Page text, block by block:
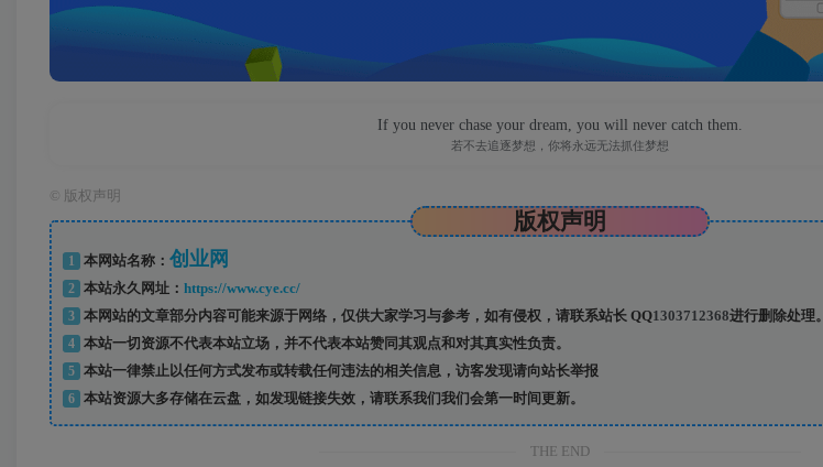
If you never chase your dream, you will never catch them.
若不去追逐梦想，你将永远无法抓住梦想
版权声明
版权声明
1 本网站名称： 创业网
2 本站永久网址： https://www.cye.cc/
3
本网站的文章部分内容可能来源于网络，仅供大家学习与参考，如有侵权，请联系站长 QQ1303712368进行删除处理。
4
本站一切资源不代表本站立场，并不代表本站赞同其观点和对其真实性负责。
5
本站一律禁止以任何方式发布或转载任何违法的相关信息，访客发现请向站长举报
6
本站资源大多存储在云盘，如发现链接失效，请联系我们我们会第一时间更新。
THE END